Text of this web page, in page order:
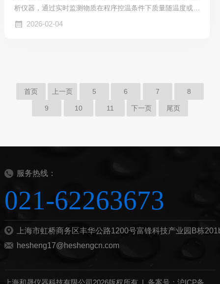
析仪器，通过实时监测物质在程序控温条件下质量随温度或时
间的变化，揭示材料的热稳定性、组分含量及热分解规律，是
2026-02-04
首页 上一页 5 6 7 8
9 10 11 下一页 尾页
服务热线：
021-62263673
上海市虹桥商务区丰华公路1200号富锋科技产业园B栋
hesheng17@heshengcn.com
上海和晟仪器科技有限公司2026版权所有 | 备案号：沪ICP备